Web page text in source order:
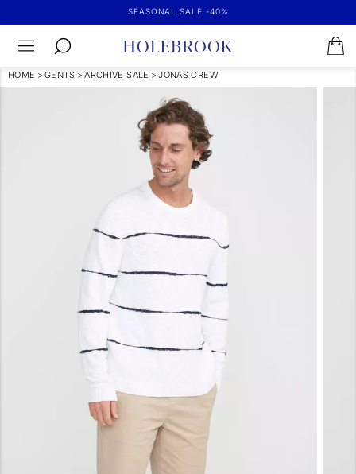
SEASONAL SALE -40%
HOME > GENTS > ARCHIVE SALE > JONAS CREW